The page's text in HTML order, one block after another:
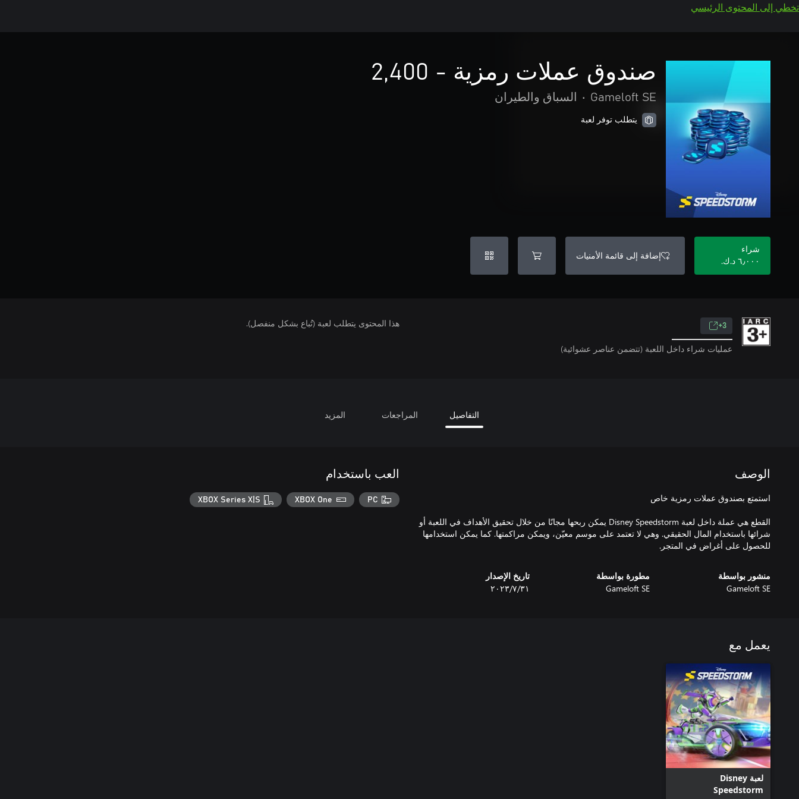
تخطي إلى المحتوى الرئيسي
صندوق عملات رمزية - 2,400
Gameloft SE
• السباق والطيران
يتطلب توفر لعبة
شراء
٦٫٠٠٠ د.ك.‏
إضافة إلى قائمة الأمنيات
3+
عمليات شراء داخل اللعبة (تتضمن عناصر عشوائية)
هذا المحتوى يتطلب لعبة (تُباع بشكل منفصل).
التفاصيل المراجعات المزيد
الوصف
القطع هي عملة داخل لعبة Disney Speedstorm يمكن ربحها مجانًا من خلال تحقيق الأهداف في اللعبة أو
شرائها باستخدام المال الحقيقي. وهي لا تعتمد على موسم معيّن، ويمكن مراكمتها. كما يمكن استخدامها
للحصول على أغراض في المتجر.
منشور بواسطة
Gameloft SE
مطورة بواسطة
Gameloft SE
تاريخ الإصدار
٣١‏/٧‏/٢٠٢٣
العب باستخدام
PC
XBOX One
XBOX Series X|S
يعمل مع
لعبة Disney
Speedstorm